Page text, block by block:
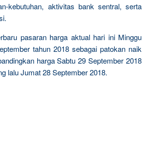
kebutuhan, aktivitas bank sentral, serta
pasaran harga aktual hari ini Minggu
tahun 2018 sebagai patokan naik
harga Sabtu 29 September 2018
lalu Jumat 28 September 2018.